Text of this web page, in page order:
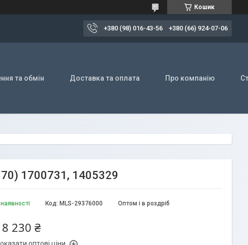
Кошик
+380 (98) 016-43-56 +380 (66) 924-07-06
та обмін Доставка та оплата Про компанію
1700731, 1405329
наявності Оптом і в роздріб
Код: MLS-29376000
230 ₴